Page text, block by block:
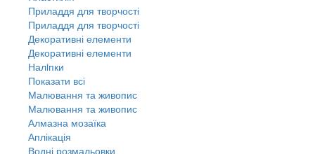
Приладдя для творчості
Приладдя для творчості
Декоративні елементи
Декоративні елементи
Налiпки
Показати всі
Малювання та живопис
Малювання та живопис
Алмазна мозаїка
Аплікація
Водні розмальовки